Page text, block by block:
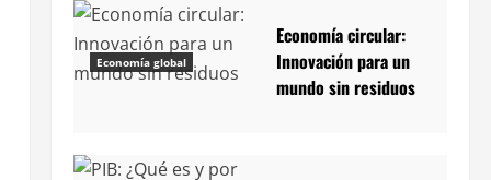
Economía global
Economía circular:
Innovación para un
mundo sin residuos